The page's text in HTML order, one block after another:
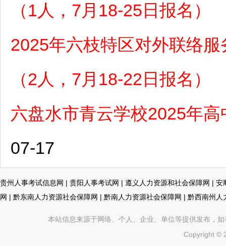
（1人，7月18-25日报名）
2025年六枝特区对外联络
（2人，7月18-22日报名）
六盘水市青云学校2025年
07-17
贵州人事考试信息网 | 贵阳人事考试网 | 遵义人力资源和社会保障网 | 安
网 | 黔东南人力资源社会保障网 | 黔南人力资源社会保障网 | 黔西南州人
本站信息来源于网络、个人、企业、单位等提供发布，
Copyright ©